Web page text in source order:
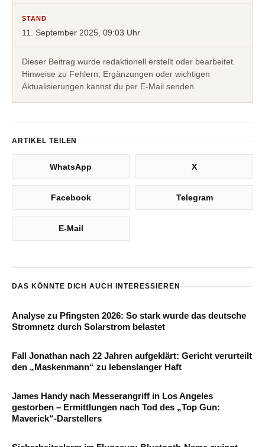
STAND
11. September 2025, 09:03 Uhr
Dieser Beitrag wurde redaktionell erstellt oder bearbeitet.
Hinweise zu Fehlern, Ergänzungen oder wichtigen
Aktualisierungen kannst du per E-Mail senden.
ARTIKEL TEILEN
WhatsApp X
Facebook Telegram
E-Mail
DAS KÖNNTE DICH AUCH INTERESSIEREN
Analyse zu Pfingsten 2026: So stark wurde das deutsche
Stromnetz durch Solarstrom belastet
Fall Jonathan nach 22 Jahren aufgeklärt: Gericht verurteilt
den „Maskenmann“ zu lebenslanger Haft
James Handy nach Messerangriff in Los Angeles
gestorben – Ermittlungen nach Tod des „Top Gun:
Maverick“-Darstellers